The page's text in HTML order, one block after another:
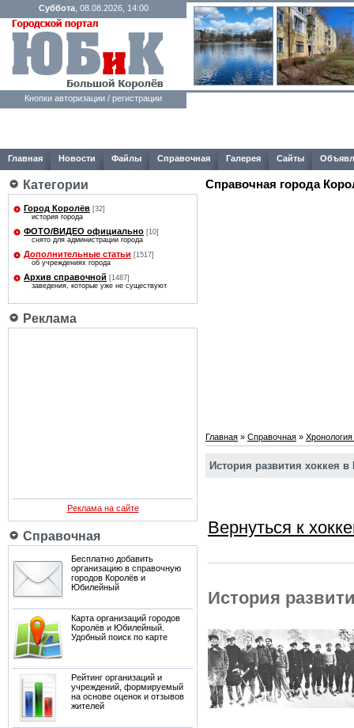
Суббота, 08.08.2026, 14:00
Кнопки авторизации / регистрации
Главная Новости Файлы Справочная Галерея Сайты
Категории
Город Королёв [32]
история города
ФОТО/ВИДЕО официально [10]
снято для администрации города
Дополнительные статьи [1517]
об учреждениях города
Архив справочной [1487]
заведения, которые уже не существуют
Реклама
Реклама на сайте
Справочная
Бесплатно добавить
организацию в справочную
городов Королёв и
Юбилейный
Карта организаций городов
Королёв и Юбилейный.
Удобный поиск по карте
Рейтинг организаций и
учреждений, формируемый
на основе оценок и отзывов
жителей
Справочная города
Главная » Справочная »
История развития хоккея
Вернуться к
История